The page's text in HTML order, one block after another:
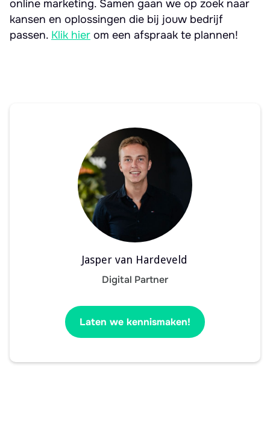
online marketing. Samen gaan we op zoek naar
kansen en oplossingen die bij jouw bedrijf
passen. Klik hier om een afspraak te plannen!
Jasper van Hardeveld
Digital Partner
Laten we kennismaken!